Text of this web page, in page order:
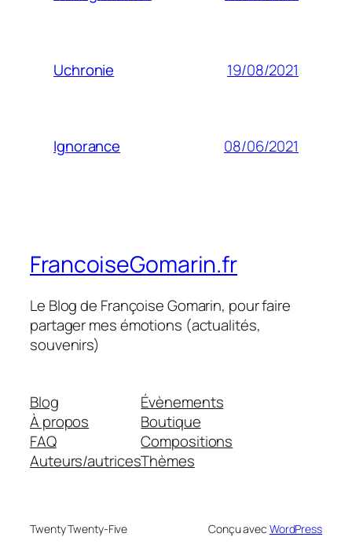
Uchronie 19/08/2021
Ignorance 08/06/2021
FrancoiseGomarin.fr
Le Blog de Françoise Gomarin, pour faire
partager mes émotions (actualités,
souvenirs)
Blog
À propos
FAQ
Auteurs/autrices
Évènements
Boutique
Compositions
Thèmes
Twenty Twenty-Five Conçu avec WordPress